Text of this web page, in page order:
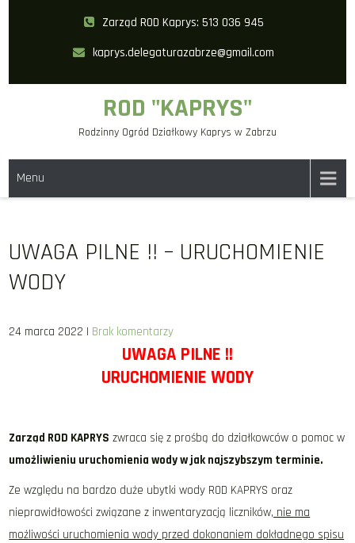
Zarząd ROD Kaprys: 513 036 945
kaprys.delegaturazabrze@gmail.com
ROD "KAPRYS"
Rodzinny Ogród Działkowy Kaprys w Zabrzu
Menu
UWAGA PILNE !! – URUCHOMIENIE
WODY
24 marca 2022 | Brak komentarzy
UWAGA PILNE !!
URUCHOMIENIE WODY
Zarząd ROD KAPRYS zwraca się z prośbą do działkowców o pomoc w
umożliwieniu uruchomienia wody w jak najszybszym terminie.
Ze względu na bardzo duże ubytki wody ROD KAPRYS oraz
nieprawidłowości związane z inwentaryzacją liczników, nie ma
możliwości uruchomienia wody przed dokonaniem dokładnego spisu